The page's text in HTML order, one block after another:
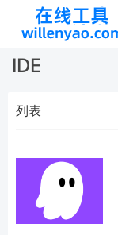
IDE
列表